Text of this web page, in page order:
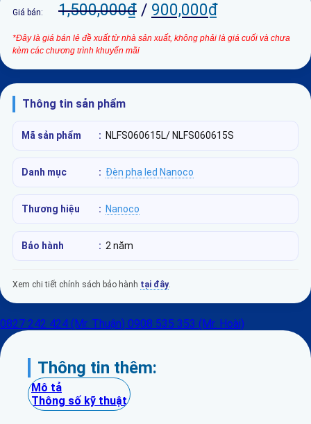
Giá bán: 1,500,000₫ / 900,000₫
*Đây là giá bán lẻ đề xuất từ nhà sản xuất, không phải là giá cuối và chưa
kèm các chương trình khuyến mãi
Thông tin sản phẩm
Mã sản phẩm : NLFS060615L/ NLFS060615S
Danh mục : Đèn pha led Nanoco
Thương hiệu : Nanoco
Bảo hành : 2 năm
Xem chi tiết chính sách bảo hành tại đây.
0827 242 424 (Mr. Thuận) 0908 535 353 (Mr. Hoài)
Thông tin thêm:
Mô tả
Thông số kỹ thuật